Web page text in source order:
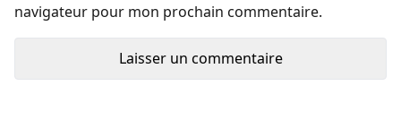
navigateur pour mon prochain commentaire.